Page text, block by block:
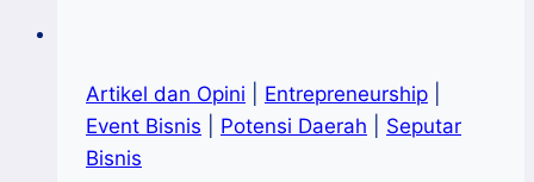
Artikel dan Opini Entrepreneurship
Event Bisnis
Potensi Daerah
Seputar
Bisnis